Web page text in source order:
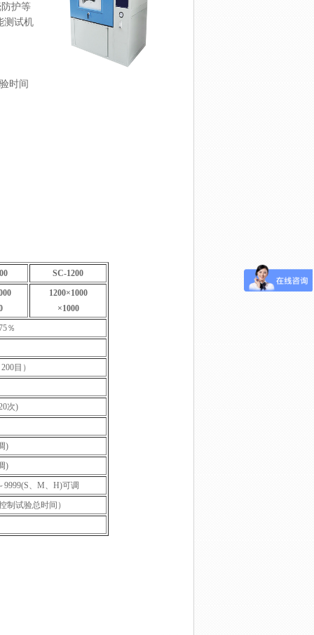
防护等
测试机
时间
SC-1200
1200×1000
×1000
％
目）
次)
)
)
、M、H)可调
制试验总时间）